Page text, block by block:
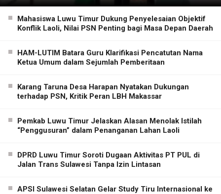
Mahasiswa Luwu Timur Dukung Penyelesaian Objektif
Konflik Laoli, Nilai PSN Penting bagi Masa Depan Daerah
HAM-LUTIM Batara Guru Klarifikasi Pencatutan Nama
Ketua Umum dalam Sejumlah Pemberitaan
Karang Taruna Desa Harapan Nyatakan Dukungan
terhadap PSN, Kritik Peran LBH Makassar
Pemkab Luwu Timur Jelaskan Alasan Menolak Istilah
“Penggusuran” dalam Penanganan Lahan Laoli
DPRD Luwu Timur Soroti Dugaan Aktivitas PT PUL di
Jalan Trans Sulawesi Tanpa Izin Lintasan
APSI Sulawesi Selatan Gelar Study Tiru Internasional ke